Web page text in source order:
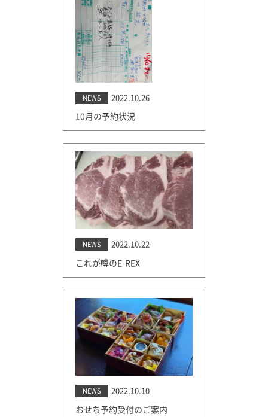
NEWS 2022.10.26
10月の予約状況
NEWS 2022.10.22
これが噂のE-REX
NEWS 2022.10.10
おせち予約受付のご案内